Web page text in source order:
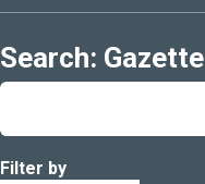
Search: Gazette
Filter by